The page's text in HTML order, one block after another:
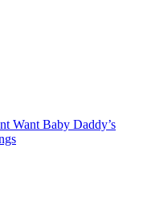
Want Baby Daddy’s